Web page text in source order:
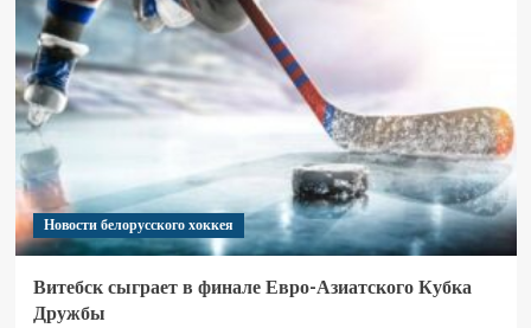
Новости белорусского хоккея
Витебск сыграет в финале Евро-Азиатского Кубка
Дружбы